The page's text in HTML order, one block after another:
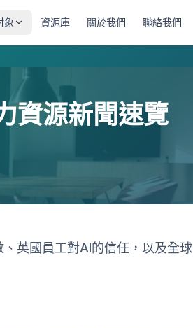
象 資源庫 關於我們 聯絡我們
資源新聞速覽
英國員工對AI的信任，以及全球